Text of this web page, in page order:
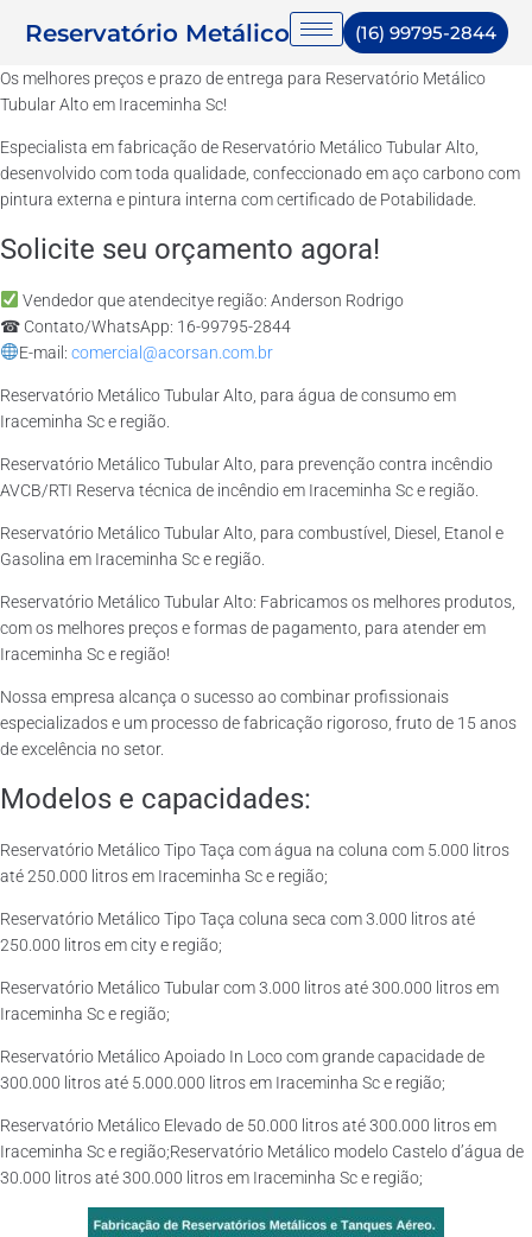
Reservatório Metálico (16) 99795-2844
Os melhores preços e prazo de entrega para Reservatório Metálico
Tubular Alto em Iraceminha Sc!
Especialista em fabricação de Reservatório Metálico Tubular Alto,
desenvolvido com toda qualidade, confeccionado em aço carbono com
pintura externa e pintura interna com certificado de Potabilidade.
Solicite seu orçamento agora!
Vendedor que atendecitye região: Anderson Rodrigo
☎ Contato/WhatsApp: 16-99795-2844
E-mail: comercial@acorsan.com.br
Reservatório Metálico Tubular Alto, para água de consumo em
Iraceminha Sc e região.
Reservatório Metálico Tubular Alto, para prevenção contra incêndio
AVCB/RTI Reserva técnica de incêndio em Iraceminha Sc e região.
Reservatório Metálico Tubular Alto, para combustível, Diesel, Etanol e
Gasolina em Iraceminha Sc e região.
Reservatório Metálico Tubular Alto: Fabricamos os melhores produtos,
com os melhores preços e formas de pagamento, para atender em
Iraceminha Sc e região!
Nossa empresa alcança o sucesso ao combinar profissionais
especializados e um processo de fabricação rigoroso, fruto de 15 anos
de excelência no setor.
Modelos e capacidades:
Reservatório Metálico Tipo Taça com água na coluna com 5.000 litros
até 250.000 litros em Iraceminha Sc e região;
Reservatório Metálico Tipo Taça coluna seca com 3.000 litros até
250.000 litros em city e região;
Reservatório Metálico Tubular com 3.000 litros até 300.000 litros em
Iraceminha Sc e região;
Reservatório Metálico Apoiado In Loco com grande capacidade de
300.000 litros até 5.000.000 litros em Iraceminha Sc e região;
Reservatório Metálico Elevado de 50.000 litros até 300.000 litros em
Iraceminha Sc e região;Reservatório Metálico modelo Castelo d’água de
30.000 litros até 300.000 litros em Iraceminha Sc e região;